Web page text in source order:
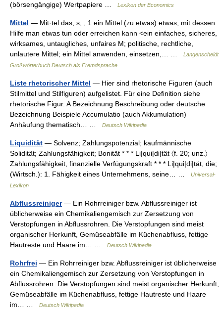
(börsengängige) Wertpapiere …
Lexikon der Economics
Mittel — Mịt·tel das; s, ; 1 ein Mittel (zu etwas) etwas, mit dessen
Hilfe man etwas tun oder erreichen kann <ein einfaches, sicheres,
wirksames, untaugliches, unfaires M; politische, rechtliche,
unlautere Mittel; ein Mittel anwenden, einsetzen,… …
Langenscheidt
Großwörterbuch Deutsch als Fremdsprache
Liste rhetorischer Mittel — Hier sind rhetorische Figuren (auch
Stilmittel und Stilfiguren) aufgelistet. Für eine Definition siehe
rhetorische Figur. A Bezeichnung Beschreibung oder deutsche
Bezeichnung Beispiele Accumulatio (auch Akkumulation)
Anhäufung thematisch… …
Deutsch Wikipedia
Liquidität — Solvenz; Zahlungspotenzial; kaufmännische
Solidität; Zahlungsfähigkeit; Bonität * * * Li|qui|di|tät 〈f. 20; unz.〉
Zahlungsfähigkeit, finanzielle Verfügungskraft * * * Li|qui|di|tät, die;
(Wirtsch.): 1. Fähigkeit eines Unternehmens, seine… …
Universal-
Lexikon
Abflussreiniger— Ein Rohrreiniger bzw. Abflussreiniger ist
üblicherweise ein Chemikaliengemisch zur Zersetzung von
Verstopfungen in Abflussrohren. Die Verstopfungen sind meist
organischer Herkunft, Gemüseabfälle im Küchenabfluss, fettige
Hautreste und Haare im… …
Deutsch Wikipedia
Rohrfrei — Ein Rohrreiniger bzw. Abflussreiniger ist üblicherweise
ein Chemikaliengemisch zur Zersetzung von Verstopfungen in
Abflussrohren. Die Verstopfungen sind meist organischer Herkunft,
Gemüseabfälle im Küchenabfluss, fettige Hautreste und Haare
im… …
Deutsch Wikipedia